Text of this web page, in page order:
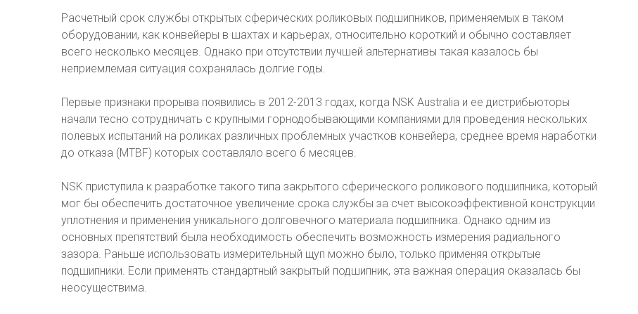
Расчетный срок службы открытых сферических роликовых подшипников, применяемых в таком
оборудовании, как конвейеры в шахтах и карьерах, относительно короткий и обычно составляет
всего несколько месяцев. Однако при отсутствии лучшей альтернативы такая казалось бы
неприемлемая ситуация сохранялась долгие годы.
Первые признаки прорыва появились в 2012-2013 годах, когда NSK Australia и ее дистрибьюторы
начали тесно сотрудничать с крупными горнодобывающими компаниями для проведения нескольких
полевых испытаний на роликах различных проблемных участков конвейера, среднее время наработки
до отказа (MTBF) которых составляло всего 6 месяцев.
NSK приступила к разработке такого типа закрытого сферического роликового подшипника, который
мог бы обеспечить достаточное увеличение срока службы за счет высокоэффективной конструкции
уплотнения и применения уникального долговечного материала подшипника. Однако одним из
основных препятствий была необходимость обеспечить возможность измерения радиального
зазора. Раньше использовать измерительный щуп можно было, только применяя открытые
подшипники. Если применять стандартный закрытый подшипник, эта важная операция оказалась бы
неосуществима.